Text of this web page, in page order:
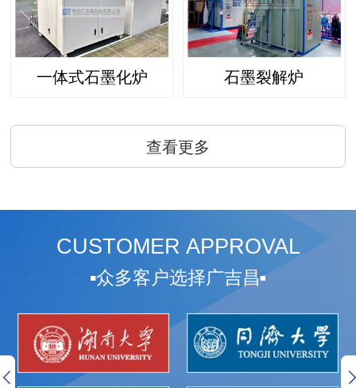
一体式石墨化炉 石墨裂解炉
查看更多
CUSTOMER APPROVAL
众多客户选择广吉昌